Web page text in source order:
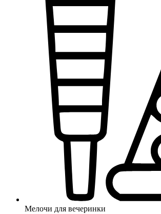
Мелочи для вечеринки